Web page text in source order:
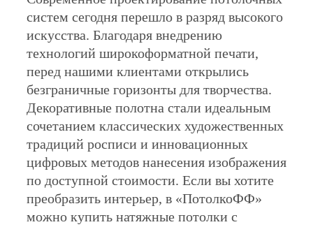
систем сегодня перешло в разряд высокого
искусства. Благодаря внедрению
технологий широкоформатной печати,
перед нашими клиентами открылись
безграничные горизонты для творчества.
Декоративные полотна стали идеальным
сочетанием классических художественных
традиций росписи и инновационных
цифровых методов нанесения изображения
по доступной стоимости. Если вы хотите
преобразить интерьер, в «ПотолкоФФ»
можно купить натяжные потолки с